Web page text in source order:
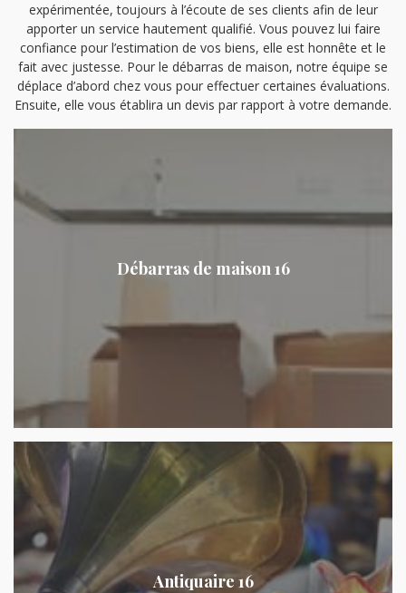
expérimentée, toujours à l’écoute de ses clients afin de leur
apporter un service hautement qualifié. Vous pouvez lui faire
confiance pour l’estimation de vos biens, elle est honnête et le
fait avec justesse. Pour le débarras de maison, notre équipe se
déplace d’abord chez vous pour effectuer certaines évaluations.
Ensuite, elle vous établira un devis par rapport à votre demande.
Débarras de maison 16
Antiquaire 16